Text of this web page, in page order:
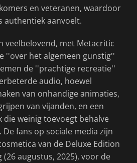
en veteranen, waardoor
authentiek aanvoelt.
veelbelovend, met Metacritic
''over het algemeen gunstig''
de ''prachtige recreatie''
audio, hoewel
van onhandige animaties,
van vijanden, en een
die weinig toevoegt behalve
fans op sociale media zijn
van de Deluxe Edition
augustus, 2025), voor de